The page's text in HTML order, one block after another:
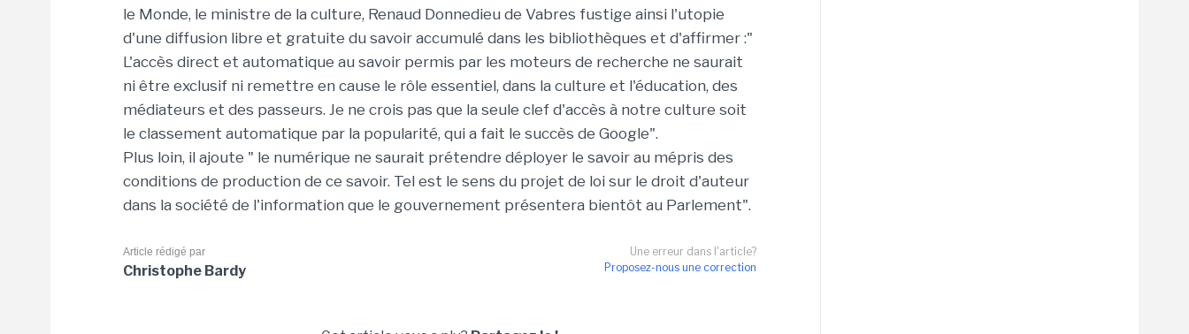
le Monde, le ministre de la culture, Renaud Donnedieu de Vabres fustige ainsi l'utopie
d'une diffusion libre et gratuite du savoir accumulé dans les bibliothèques et d'affirmer :"
L'accès direct et automatique au savoir permis par les moteurs de recherche ne saurait
ni être exclusif ni remettre en cause le rôle essentiel, dans la culture et l'éducation, des
médiateurs et des passeurs. Je ne crois pas que la seule clef d'accès à notre culture soit
le classement automatique par la popularité, qui a fait le succès de Google".
Plus loin, il ajoute " le numérique ne saurait prétendre déployer le savoir au mépris des
conditions de production de ce savoir. Tel est le sens du projet de loi sur le droit d'auteur
dans la société de l'information que le gouvernement présentera bientôt au Parlement".
Une erreur dans l'article?
Proposez-nous une correction
Article rédigé par
Christophe Bardy